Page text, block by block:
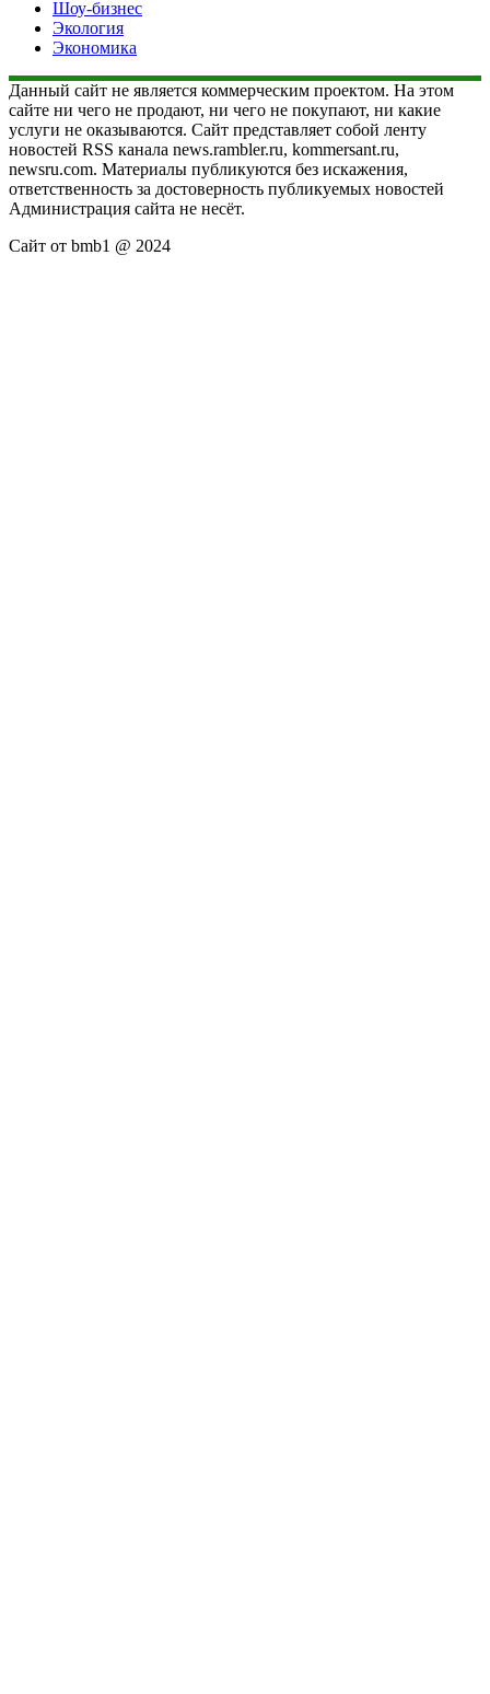
Шоу-бизнес
Экология
Экономика
Данный сайт не является коммерческим проектом. На этом
сайте ни чего не продают, ни чего не покупают, ни какие
услуги не оказываются. Сайт представляет собой ленту
новостей RSS канала news.rambler.ru, kommersant.ru,
newsru.com. Материалы публикуются без искажения,
ответственность за достоверность публикуемых новостей
Администрация сайта не несёт.
Сайт от bmb1 @ 2024